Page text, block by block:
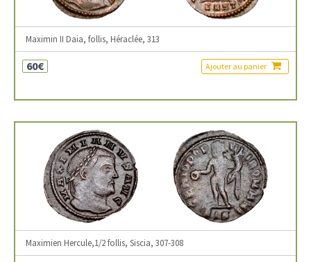
Maximin II Daia, follis, Héraclée, 313
60€ Ajouter au panier
Maximien Hercule,1/2 follis, Siscia, 307-308